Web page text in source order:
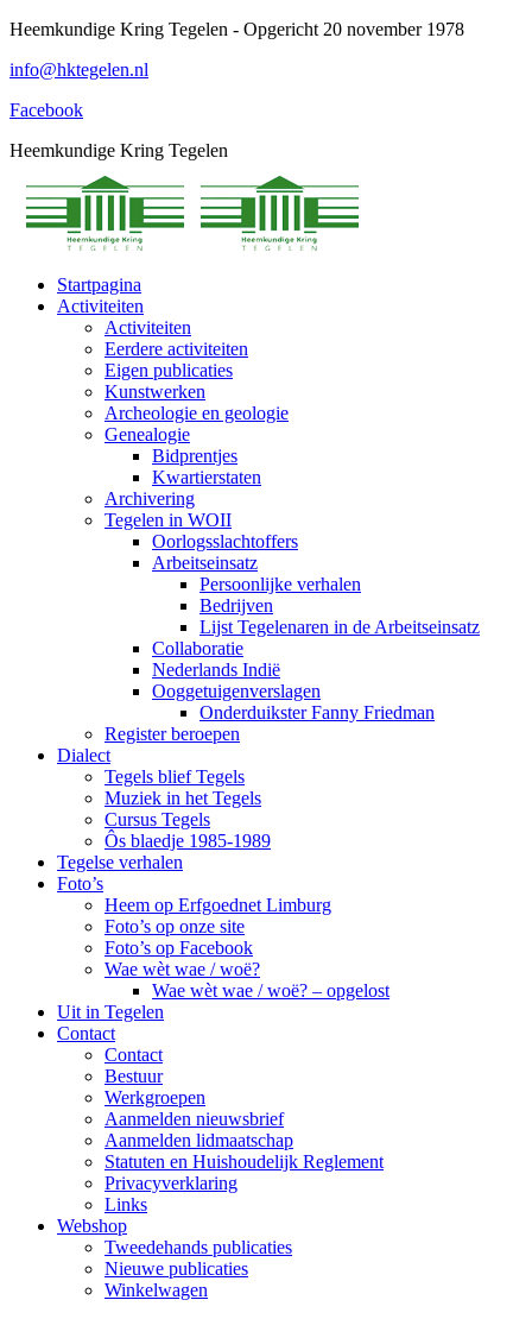
Spring
content
Heemkundige Kring Tegelen - Opgericht 20 november 1978
info@hktegelen.nl
Facebook
Heemkundige Kring Tegelen
Startpagina
Activiteiten
Activiteiten
Eerdere activiteiten
Eigen publicaties
Kunstwerken
Archeologie en geologie
Genealogie
Bidprentjes
Kwartierstaten
Archivering
Tegelen in WOII
Oorlogsslachtoffers
Arbeitseinsatz
Persoonlijke verhalen
Bedrijven
Lijst Tegelenaren in de Arbeitseinsatz
Collaboratie
Nederlands Indië
Ooggetuigenverslagen
Onderduikster Fanny Friedman
Register beroepen
Dialect
Tegels blief Tegels
Muziek in het Tegels
Cursus Tegels
Ôs blaedje 1985-1989
Tegelse verhalen
Foto’s
Heem op Erfgoednet Limburg
Foto’s op onze site
Foto’s op Facebook
Wae wèt wae / woë?
Wae wèt wae / woë? – opgelost
Uit in Tegelen
Contact
Contact
Bestuur
Werkgroepen
Aanmelden nieuwsbrief
Aanmelden lidmaatschap
Statuten en Huishoudelijk Reglement
Privacyverklaring
Links
Webshop
Tweedehands publicaties
Nieuwe publicaties
Winkelwagen